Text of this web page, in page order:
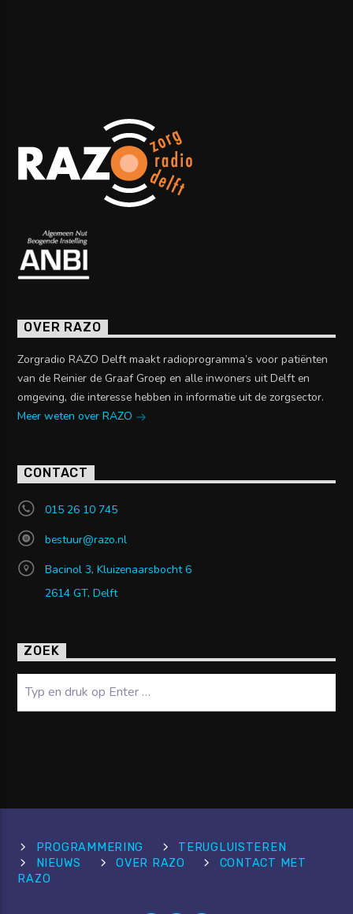
OVER RAZO
Zorgradio RAZO Delft maakt radioprogramma’s voor patiënten
van de Reinier de Graaf Groep en alle inwoners uit Delft en
omgeving, die interesse hebben in informatie uit de zorgsector.
Meer weten over RAZO
CONTACT
015 26 10 745
bestuur@razo.nl
Bacinol 3, Kluizenaarsbocht 6
2614 GT, Delft
ZOEK
PROGRAMMERING
TERUGLUISTEREN
NIEUWS
OVER RAZO
CONTACT MET
RAZO